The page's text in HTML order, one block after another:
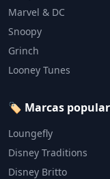
Marvel & DC
Snoopy
Grinch
Looney Tunes
🏷️ Marcas
Loungefly
Disney Traditions
Disney Britto